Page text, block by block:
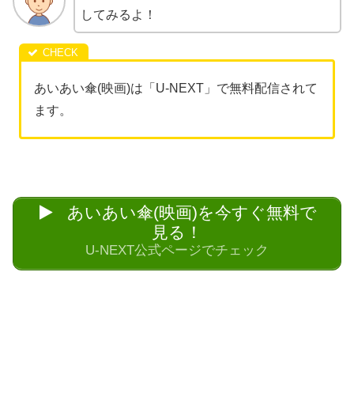
してみるよ！
あいあい傘(映画)は「U-NEXT」で無料配信されて
ます。
あいあい傘(映画)を今すぐ無料で
見る！
U-NEXT公式ページでチェック